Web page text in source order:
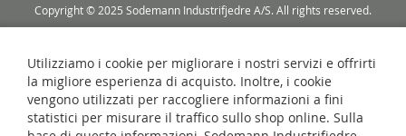
Copyright © 2025 Sodemann Industrifjedre A/S. All rights reserved.
Utilizziamo i cookie per migliorare i nostri servizi e offrirti
la migliore esperienza di acquisto. Inoltre, i cookie
vengono utilizzati per raccogliere informazioni a fini
statistici per misurare il traffico sullo shop online. Sulla